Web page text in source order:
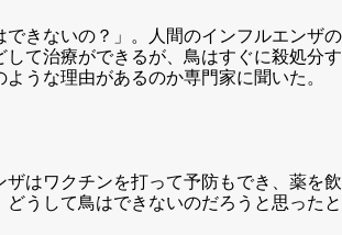
できないの？」。人間のインフルエンザの
して治療ができるが、鳥はすぐに殺処分す
うな理由があるのか専門家に聞いた。
ザはワクチンを打って予防もでき、薬を飲
どうして鳥はできないのだろうと思ったと